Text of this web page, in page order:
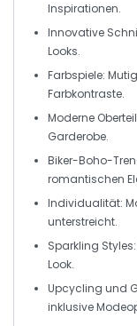
Inspirationen.
Innovative
Looks.
Farbspiele:
Farbkontraste.
Moderne
Garderobe.
Biker-Boho-
romantischen
Individualität:
unterstreicht.
Sparkling Styles:
Look.
Upcycling und
inklusive